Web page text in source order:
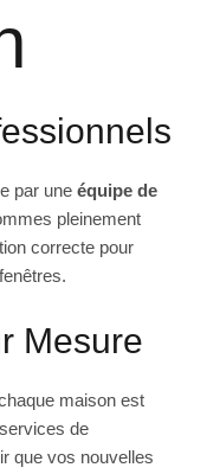
par une équipe de
pleinement
correcte pour
Mesure
maison est
de
que vos nouvelles